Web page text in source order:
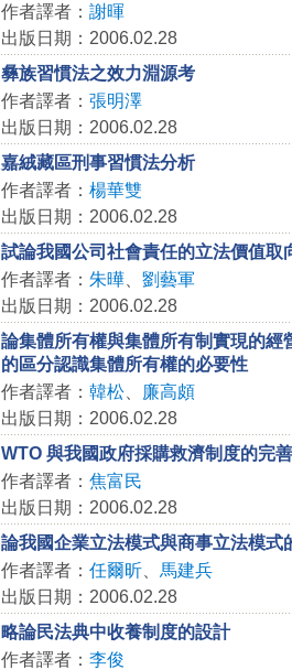
作者譯者： 謝暉
出版日期：2006.02.28
彝族習慣法之效力淵源考
作者譯者： 張明澤
出版日期：2006.02.28
嘉絨藏區刑事習慣法分析
作者譯者： 楊華雙
出版日期：2006.02.28
試論我國公司社會責任的立法價值取
作者譯者： 朱曄、 劉藝軍
出版日期：2006.02.28
論集體所有權與集體所有制實現的
的區分認識集體所有權的必要性
作者譯者： 韓松、
廉高頗
出版日期：2006.02.28
WTO 與我國政府採購救濟制度的完善
作者譯者： 焦富民
出版日期：2006.02.28
論我國企業立法模式與商事立法模式
作者譯者： 任爾昕、 馬建兵
出版日期：2006.02.28
略論民法典中收養制度的設計
作者譯者： 李俊